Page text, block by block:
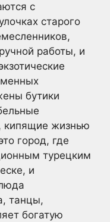
с
старого
работы, и
бутики
кипящие жизнью
город, где
турецким
и
танцы,
богатую